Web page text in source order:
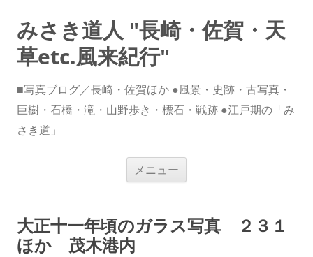
みさき道人 "長崎・佐賀・天
草etc.風来紀行"
■写真ブログ／長崎・佐賀ほか ●風景・史跡・古写真・
巨樹・石橋・滝・山野歩き・標石・戦跡 ●江戸期の「み
さき道」
メニュー
ス
キ
大正十一年頃のガラス写真 ２３１
ほか 茂木港内